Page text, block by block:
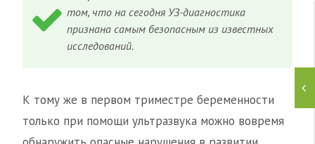
том, что на сегодня УЗ-диагностика
признана самым безопасным из известных
исследований.
К тому же в первом триместре беременности
только при помощи ультразвука можно вовремя